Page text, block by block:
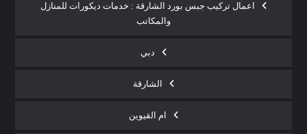
اعمال تركيب جبس بورد الشارقة : خدمات ديكورات للمنازل
والمكاتب
دبي
الشارقة
ام القيوين